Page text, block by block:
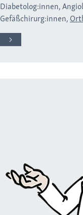
Diabetolog:innen,
Gefäßchirurg:innen,